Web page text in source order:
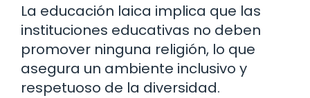
La educación laica implica que las
instituciones educativas no deben
promover ninguna religión, lo que
asegura un ambiente inclusivo y
respetuoso de la diversidad.